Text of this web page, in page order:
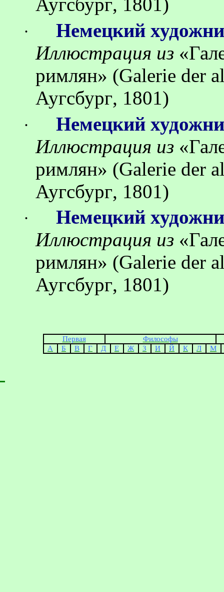
Аугсбург, 1801)
·
Немецкий
Иллюстрация из «
римлян» (Galerie der
Аугсбург, 1801)
·
Немецкий
Иллюстрация из «
римлян» (Galerie der
Аугсбург, 1801)
·
Немецкий
Иллюстрация из «
римлян» (Galerie der
Аугсбург, 1801)
Первая
Философы
А
Б В Г Д Е Ж З И Й К Л М